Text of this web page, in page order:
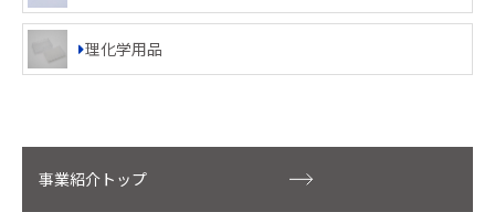
事業紹介トップ
理化学用品